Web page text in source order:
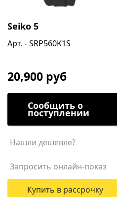
Seiko 5
Арт. - SRP560K1S
20,900 руб
Сообщить о
поступлении
Нашли дешевле?
Запросить онлайн-показ
Купить в рассрочку